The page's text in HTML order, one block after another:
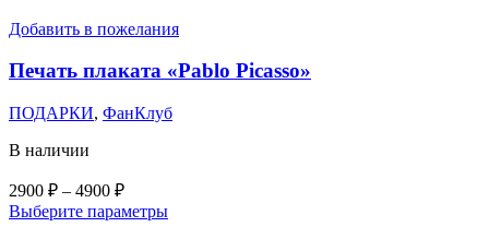
–
имеет
вариаций.
можно
выбрать
Добавить в пожелания
Печать плаката «Pablo Picasso»
ПОДАРКИ, ФанКлуб
В наличии
2900 ₽ – 4900 ₽Диапазон
цен:
Выберите параметрыЭтот